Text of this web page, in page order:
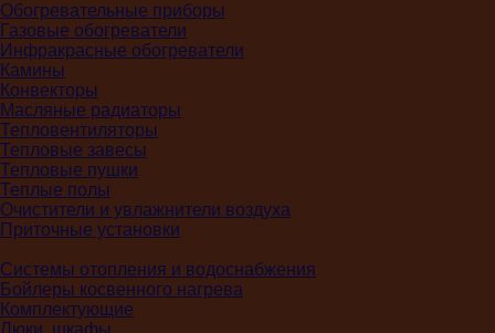
Обогревательные приборы
Газовые обогреватели
Инфракрасные обогреватели
Камины
Конвекторы
Масляные радиаторы
Тепловентиляторы
Тепловые завесы
Тепловые пушки
Теплые полы
Очистители и увлажнители воздуха
Приточные установки
Системы отопления и водоснабжения
Бойлеры косвенного нагрева
Комплектующие
Люки, шкафы